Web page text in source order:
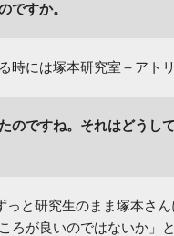
ですか。
時には塚本研究室＋アト
のですね。それはどうし
と研究生のまま塚本さ
ろが良いのではないか」